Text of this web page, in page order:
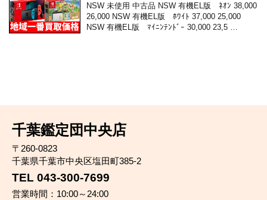
NSW 未使用 中古品 NSW 有機EL版 ﾈｵﾝ 38,000
26,000 NSW 有機EL版 ﾎﾜｲﾄ 37,000 25,000
NSW 有機EL版 ﾏｲﾆﾝﾃﾝﾄﾞｰ 30,000 23,5 …
千葉鑑定団中央店
〒260-0823
千葉県千葉市中央区塩田町385-2
TEL 043-300-7699
営業時間：10:00～24:00